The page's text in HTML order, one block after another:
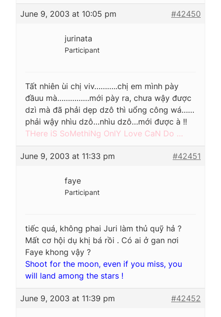
June 9, 2003 at 10:05 pm #42450
jurinata
Participant
Tất nhiên ùi chị viv………..chị em mình pày
đầuu mà……………mới pày ra, chưa wậy được
dzì mà đã phải dẹp dzô thì uổng công wá……
phải wậy nhìu dzô…nhìu dzô…mới được à !!
THere iS SoMethiNg OnlY Love CaN Do …
June 9, 2003 at 11:33 pm #42451
faye
Participant
tiếc quá, không phai Juri làm thủ quỹ hả ?
Mất cơ hội dụ khị bá rồi . Có ai ở gan nơi
Faye khong vậy ?
Shoot for the moon, even if you miss, you
will land among the stars !
June 9, 2003 at 11:39 pm #42452